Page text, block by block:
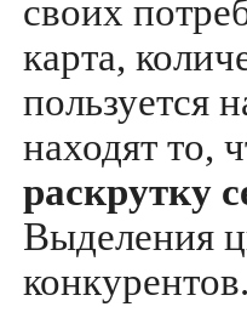
своих
карта,
пользуется
находят то,
раскрутку
Выделения
конкурентов.